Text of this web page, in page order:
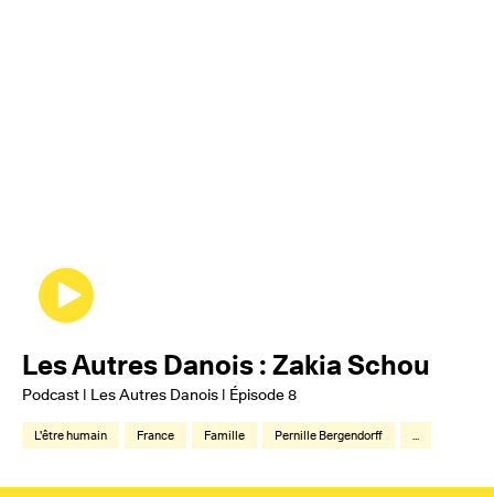
Les Autres Danois : Zakia Schou
Podcast | Les Autres Danois | Épisode 8
L'être humain France Famille Pernille Bergendorff ...